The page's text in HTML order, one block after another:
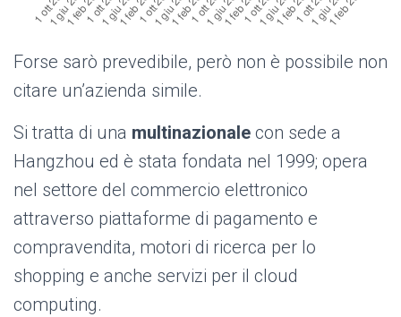
Forse sarò prevedibile, però non è possibile non
citare un’azienda simile.
Si tratta di una multinazionale con sede a
Hangzhou ed è stata fondata nel 1999; opera
nel settore del commercio elettronico
attraverso piattaforme di pagamento e
compravendita, motori di ricerca per lo
shopping e anche servizi per il cloud
computing.